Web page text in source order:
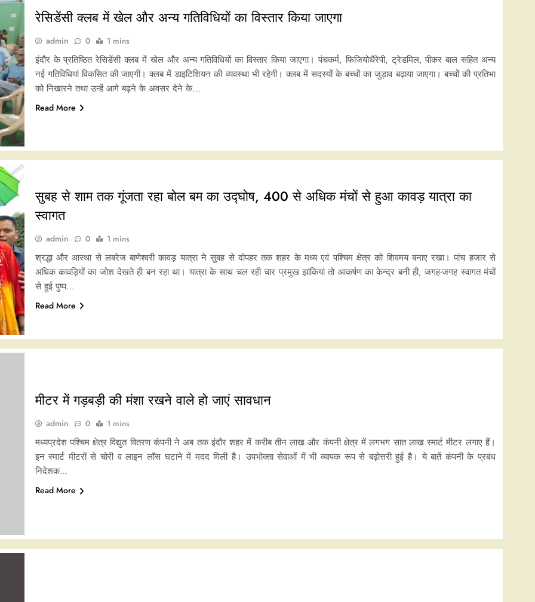
रेसिडेंसी क्लब में खेल और अन्य गतिविधियों का विस्तार किया जाएगा
admin 0 1 mins
इंदौर के प्रतिष्ठित रेसिडेंसी क्लब में खेल और अन्य गतिविधियों का विस्तार किया जाएगा। पंचकर्म, फिजियोथैरेपी, ट्रेडमिल, पीकर बाल सहित अन्य
नई गतिविधियां विकसित की जाएगी। क्लब में डाइटिशियन की व्यवस्था भी रहेगी। क्लब में सदस्यों के बच्चों का जुड़ाव बढ़ाया जाएगा। बच्चों की प्रतिभा
को निखारने तथा उन्हें आगे बढ़ने के अवसर देने के…
Read More
सुबह से शाम तक गूंजता रहा बोल बम का उद्घोष, 400 से अधिक मंचों से हुआ कावड़ यात्रा का
स्वागत
admin 0 1 mins
श्रद्धा और आस्था से लबरेज बाणेश्वरी कावड़ यात्रा ने सुबह से दोपहर तक शहर के मध्य एवं पश्चिम क्षेत्र को शिवमय बनाए रखा। पांच हजार से
अधिक कावड़ियों का जोश देखते ही बन रहा था। यात्रा के साथ चल रही चार प्रमुख झांकियां तो आकर्षण का केन्द्र बनी ही, जगह-जगह स्वागत मंचों
से हुई पुष्प…
Read More
मीटर में गड़बड़ी की मंशा रखने वाले हो जाएं सावधान
admin 0 1 mins
मध्यप्रदेश पश्चिम क्षेत्र विद्युत वितरण कंपनी ने अब तक इंदौर शहर में करीब तीन लाख और कंपनी क्षेत्र में लगभग सात लाख स्मार्ट मीटर लगाए हैं।
इन स्मार्ट मीटरों से चोरी व लाइन लॉस घटाने में मदद मिली है। उपभोक्ता सेवाओं में भी व्यापक रूप से बढ़ोत्तरी हुई है। ये बातें कंपनी के प्रबंध
निदेशक…
Read More